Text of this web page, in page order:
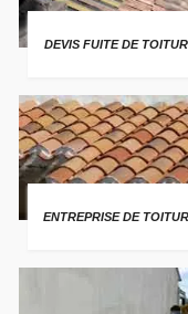
DEVIS FUITE DE
ENTREPRISE DE